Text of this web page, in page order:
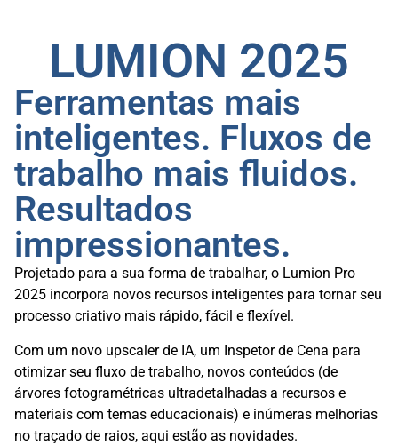
LUMION 2025
Ferramentas mais
inteligentes. Fluxos de
trabalho mais fluidos.
Resultados
impressionantes.
Projetado para a sua forma de trabalhar, o Lumion Pro
2025 incorpora novos recursos inteligentes para tornar seu
processo criativo mais rápido, fácil e flexível.
Com um novo upscaler de IA, um Inspetor de Cena para
otimizar seu fluxo de trabalho, novos conteúdos (de
árvores fotogramétricas ultradetalhadas a recursos e
materiais com temas educacionais) e inúmeras melhorias
no traçado de raios, aqui estão as novidades.